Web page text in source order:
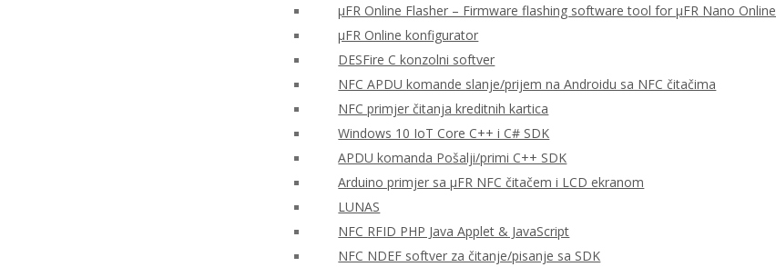
μFR Online Flasher – Firmware flashing software tool for μFR Nano Online
μFR Online konfigurator
DESFire C konzolni softver
NFC APDU komande slanje/prijem na Androidu sa NFC čitačima
NFC primjer čitanja kreditnih kartica
Windows 10 IoT Core C++ i C# SDK
APDU komanda Pošalji/primi C++ SDK
Arduino primjer sa μFR NFC čitačem i LCD ekranom
LUNAS
NFC RFID PHP Java Applet & JavaScript
NFC NDEF softver za čitanje/pisanje sa SDK